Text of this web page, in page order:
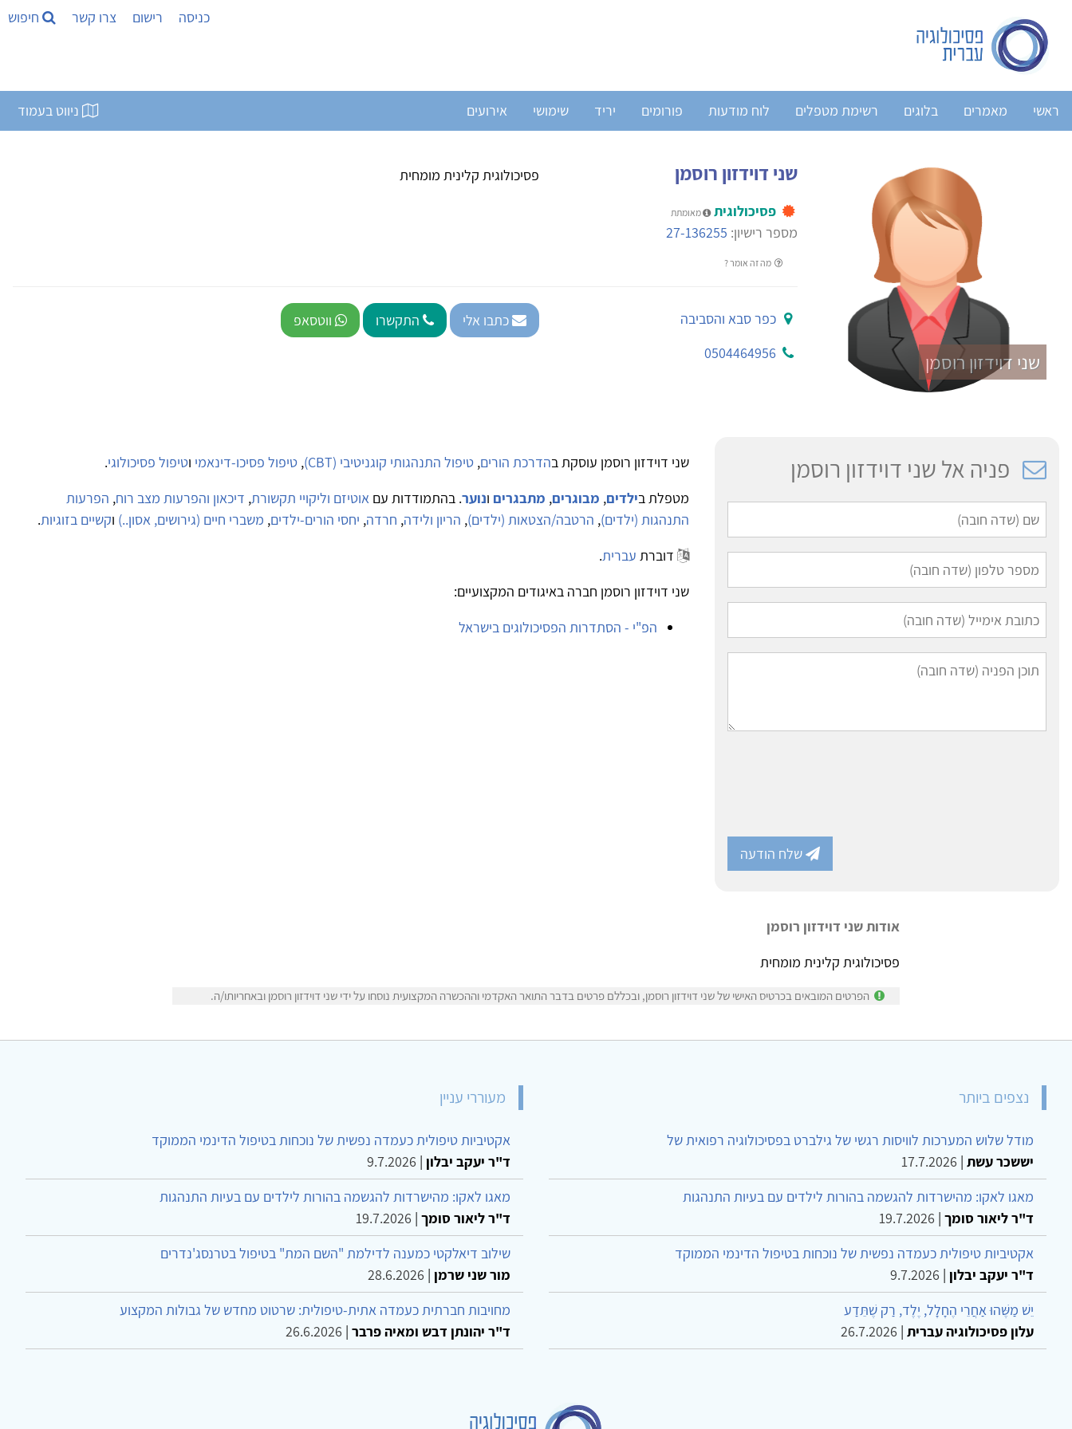
כניסה רישום צרו קשר חיפוש
ראשי מאמרים בלוגים רשימת מטפלים לוח מודעות פורומים יריד שימושי אירועים ניווט בעמוד
שני דוידזון רוסמן
שני דוידזון רוסמן
פסיכולוגית מאומתת
מספר רישיון: 27-136255
מה זה אומר ?
פסיכולוגית קלינית מומחית
כפר סבא והסביבה
0504464956
כתבו אלי התקשרו ווטסאפ
פניה אל שני דוידזון רוסמן
שלח הודעה
שני דוידזון רוסמן עוסקת בהדרכת הורים, טיפול התנהגותי קוגניטיבי (CBT) , טיפול פסיכו-דינאמי וטיפול פסיכולוגי.
מטפלת בילדים, מבוגרים, מתבגרים ונוער. בהתמודדות עם אוטיזם וליקויי תקשורת, דיכאון והפרעות מצב רוח, הפרעות
התנהגות (ילדים), הרטבה/הצטאות (ילדים), הריון ולידה, חרדה, יחסי הורים-ילדים, משברי חיים (גירושים, אסון..) וקשיים בזוגיות.
דוברת עברית.
שני דוידזון רוסמן חברה באיגודים המקצועיים:
הפ"י - הסתדרות הפסיכולוגים בישראל
אודות שני דוידזון רוסמן
פסיכולוגית קלינית מומחית
הפרטים המובאים בכרטיס האישי של שני דוידזון רוסמן, ובכללם פרטים בדבר התואר האקדמי וההכשרה המקצועית נוסחו על ידי שני דוידזון רוסמן ובאחריותו/ה.
נצפים ביותר
מודל שלוש המערכות לוויסות רגשי של גילברט בפסיכולוגיה רפואית של
יששכר עשת |
17.7.2026
מאגו לאקו: מהישרדות להגשמה בהורות לילדים עם בעיות התנהגות
ד"ר ליאור סומך |
19.7.2026
אקטיביות טיפולית כעמדה נפשית של נוכחות בטיפול הדינמי הממוקד
ד"ר יעקב יבלון |
9.7.2026
יֵשׁ מַשֶּׁהוּ אַחֲרֵי הֶחָלָל, יֶלֶד, רַק שֶׁתֵּדַע
עלון פסיכולוגיה עברית |
26.7.2026
מעוררי עניין
אקטיביות טיפולית כעמדה נפשית של נוכחות בטיפול הדינמי הממוקד
ד"ר יעקב יבלון |
9.7.2026
מאגו לאקו: מהישרדות להגשמה בהורות לילדים עם בעיות התנהגות
ד"ר ליאור סומך |
19.7.2026
שילוב דיאלקטי כמענה לדילמת "השם המת" בטיפול בטרנסג'נדרים
מור שני שרמן |
28.6.2026
מחויבות חברתית כעמדה אתית-טיפולית: שרטוט מחדש של גבולות המקצוע
ד"ר יהונתן דבש ומאיה פרבר |
26.6.2026